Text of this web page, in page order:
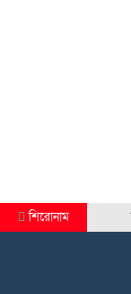
শিরোনাম